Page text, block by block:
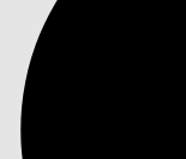
ÍNDICE DE MATERIAS